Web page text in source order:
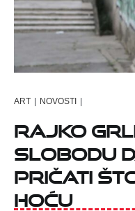
ART | NOVOSTI |
Rajko
slobodu
pričati
hoću